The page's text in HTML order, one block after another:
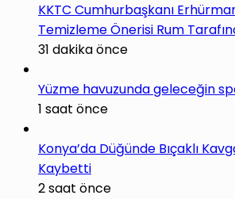
KKTC Cumhurbaşkanı
Temizleme Önerisi Rum
31 dakika önce
Yüzme havuzunda geleceğin
1 saat önce
Konya’da Düğünde Bıçaklı
Kaybetti
2 saat önce